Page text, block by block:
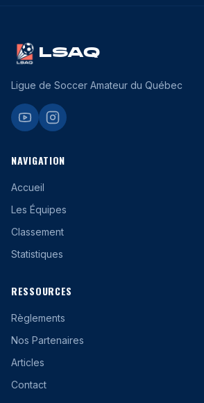
LSAQ
Ligue de Soccer Amateur du Québec
NAVIGATION
Accueil
Les Équipes
Classement
Statistiques
RESSOURCES
Règlements
Nos Partenaires
Articles
Contact